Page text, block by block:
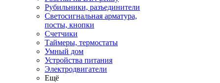
Рубильники, разъединители
Светосигнальная арматура,
посты, кнопки
Счетчики
Таймеры, термостаты
Умный дом
Устройства питания
Электродвигатели
Ещё